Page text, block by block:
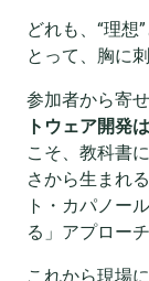
どれも、“理想
とって、胸に
参加者から寄
トウェア開発
こそ、教科書
さから生まれ
ト・カパノー
る」アプロー
これから現場